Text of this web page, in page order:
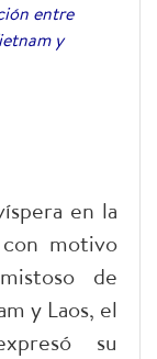
entre
y
en la
motivo
de
y Laos, el
su